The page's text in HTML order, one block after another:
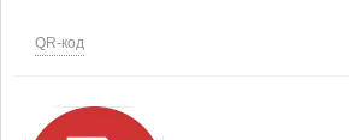
QR-код